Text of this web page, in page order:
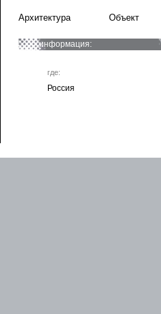
Архитектура Объект
информация:
где:
Россия